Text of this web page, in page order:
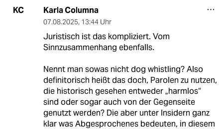
KC Karla Columna
07.08.2025, 13:44 Uhr
Juristisch ist das kompliziert. Vom
Sinnzusammenhang ebenfalls.
Nennt man sowas nicht dog whistling? Also
definitorisch heißt das doch, Parolen zu nutzen,
die historisch gesehen entweder „harmlos“
sind oder sogar auch von der Gegenseite
genutzt werden? Die aber unter Insidern ganz
klar was Abgesprochenes bedeuten, in diesem